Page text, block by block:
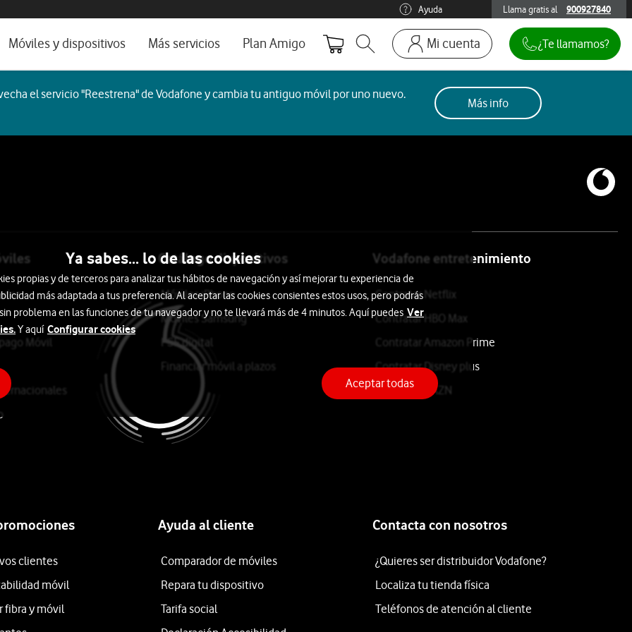
ayuda e idioma Ayuda Llama gratis al
900927840 900927840
Móviles y dispositivos
Ver todos
Más servicios Plan Amigo
Abrir buscador. Abre en ventana modal
Mi cuenta
Ir a la pagina acceso clientes. Abre en
Móviles y dispositivos
¿Te llamamos?
el servicio "Reestrena" de Vodafone y cambia tu antiguo móvil por uno nuevo.
Más info
Móvil
Catálogo dispositivos
Móviles iPhone
Móviles Samsung
PS5 digital
Financiar móvil a plazos
Vodafone entretenimiento
Contratar Netflix
Contratar HBO Max
Contratar Amazon Prime
Contratar Disney plus
Contratar DAZN
clientes
móvil
fibra y móvil
Ayuda al cliente
Comparador de móviles
Repara tu dispositivo
Tarifa social
Contacta con nosotros
¿Quieres ser distribuidor Vodafone?
Localiza tu tienda física
Teléfonos de atención al cliente
Ya sabes... lo de las cookies
propias y de terceros para analizar tus hábitos de navegación y así mejorar tu experiencia de
más adaptada a tus preferencia. Al aceptar las cookies consientes estos usos, pero podrás
problema en las funciones de tu navegador y no te llevará más de 4 minutos. Aquí puedes Ver
Y aquí Configurar cookies
Aceptar todas